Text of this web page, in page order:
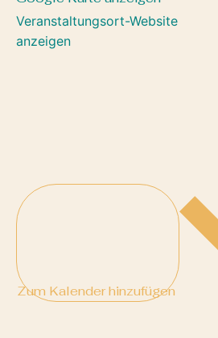
Veranstaltungsort-Website
anzeigen
Zum Kalender hinzufügen